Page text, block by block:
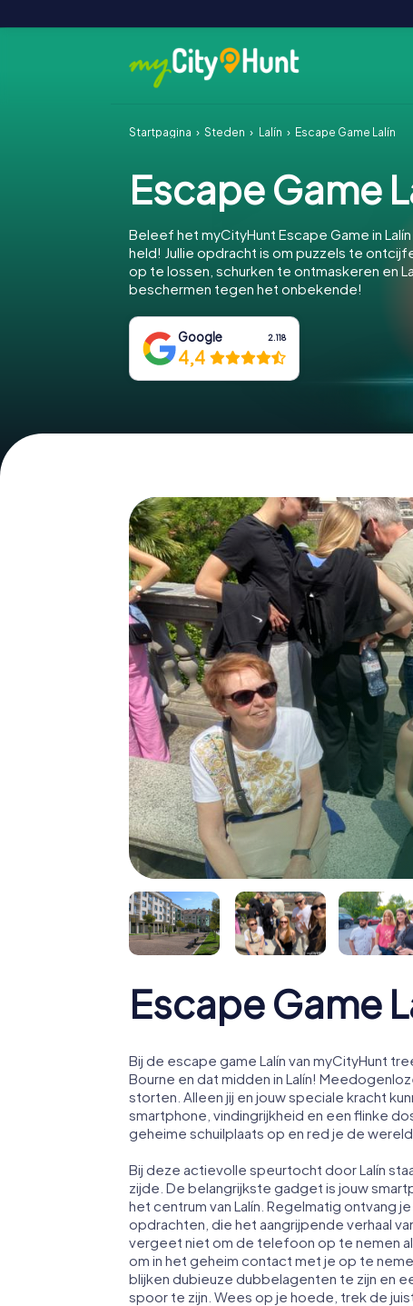
Startpagina Steden Lalín Escape Game Lalín
Escape Game
Beleef het myCityHunt Escape Game in
held! Jullie opdracht is om puzzels te
op te lossen, schurken te ontmaskeren en
beschermen tegen het onbekende!
Google 2.118
4,4
Escape Game
Bij de escape game Lalín van myCityHunt
Bourne en dat midden in Lalín!
storten. Alleen jij en jouw speciale kracht
smartphone, vindingrijkheid en een flinke
geheime schuilplaats op en red je de wereld.
Bij deze actievolle speurtocht door Lalín
zijde. De belangrijkste gadget is jouw
het centrum van Lalín. Regelmatig ontvang
opdrachten, die het aangrijpende verhaal
vergeet niet om de telefoon op te nemen
om in het geheim contact met je op te
blijken dubieuze dubbelagenten te zijn en
spoor te zijn. Wees op je hoede, trek de